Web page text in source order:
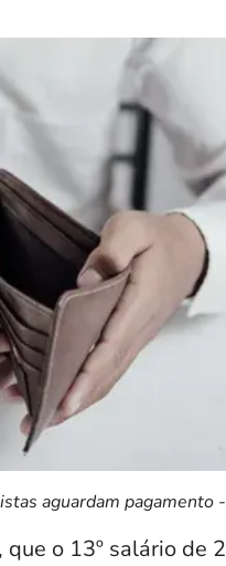
aguardam pagamento
o 13º salário de